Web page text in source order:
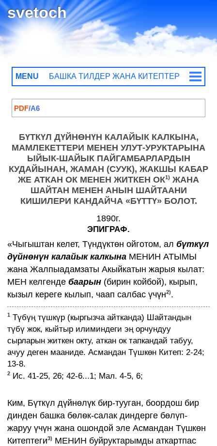
svetoch
MENU БАШКА ТИЛДЕР ЖАНА КИТЕПТЕР
КИТЕПТЕР КАТАЛОГУ
Чыгыш менен Батыштын теософия
коомдоруна жарыя
Еговага акыркы эл каттоо
ѢГОВАнын элчисинен (пайгамбарынан)
экинчи чакырык
TИЛДЕР
БАЙЛАНЫШТАР @
PDF/A6
БҮТКҮЛ ДҮЙНӨНҮН КАЛАЙЫК КАЛКЫНА,
МАМЛЕКЕТТЕРИ МЕНЕН УЛУТ-УРУКТАРЫНА
ЫЙЫК-ШАЙЫК ПАЙГАМБАРЛАРДЫН
КУДАЙЫНАН, ЖАМАН (СУУК), ЖАКШЫ КАБАР
ЖЕ АТКАН ОК МЕНЕН ЖИТКЕН ОК1) ЖАНА
ШАЙТАН МЕНЕН АНЫН ШАЙТААНИ
КИШИЛЕРИ КАНДАЙЧА «БҮТТҮ» БОЛОТ.
1890г.
ЭПИГРАФ.
«Чыгыштан келет, Түндүктөн ойготом, ал бүткүл
дүйнөнүн калайык калкына МЕНИН АТЫМЫ
жана Жалпыадамзаты Акыйкатын жарыя кылат:
МЕН келгенде баарын (бирин койбой), кырып,
кызыл кереге кылып, чаап салбас үчүн2).
1
Түбүң түшкүр (кыргызча айтканда) Шайтандын
түбү жок, кыйтыр илиминдеги эң орчундуу
сырларын житкен окту, аткан ок тапкандай табуу,
ачуу деген мааниде. Асмандан Түшкөн Китеп: 2-24;
13-8.
2 Ис. 41-25, 26; 42-6...1; Мал. 4-5, 6;
Ким, Бүткүл дүйнөлүк бир-тууган, боордош бир
динден башка бѳлѳк-салак диндерге бөлүп-
жаруу үчүн жана ошондой эле Асмандан Түшкөн
Китептеги3) МЕНИН буйруктарымды аткартпас